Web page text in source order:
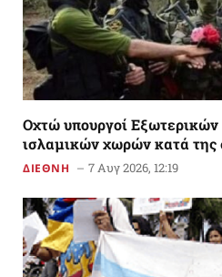
Οχτώ υπουργοί
ισλαμικών χωρών κατά της
ΔΙΕΘΝΗ 7 Αυγ 2026, 12:19